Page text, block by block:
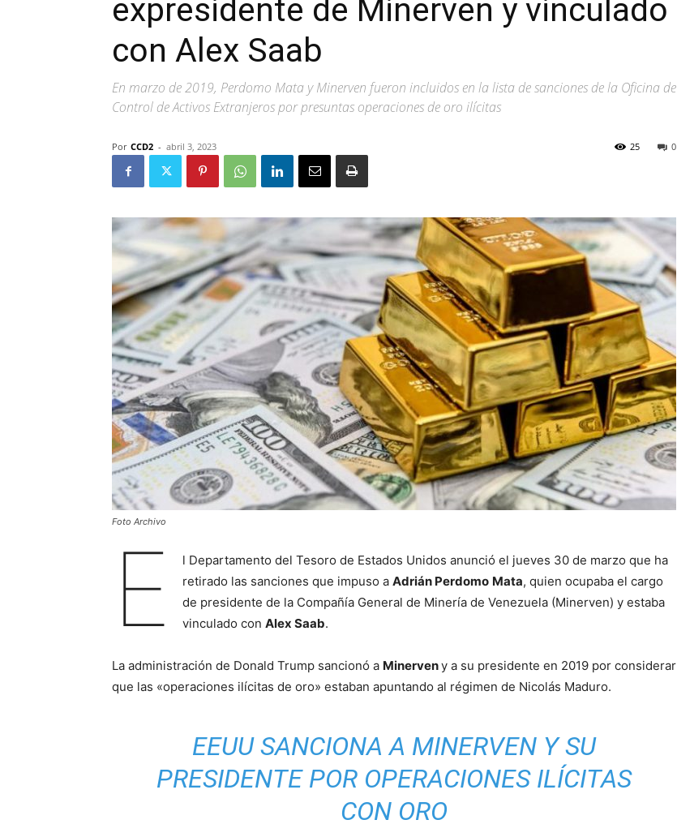
expresidente de Minerven y vinculado
con Alex Saab
En marzo de 2019, Perdomo Mata y Minerven fueron incluidos en la lista de sanciones de la Oficina de
Control de Activos Extranjeros por presuntas operaciones de oro ilícitas
Por CCD2 - abril 3, 2023 0
25
Foto Archivo
E
l Departamento del Tesoro de Estados Unidos anunció el jueves 30 de marzo que ha
retirado las sanciones que impuso a Adrián Perdomo Mata, quien ocupaba el cargo
de presidente de la Compañía General de Minería de Venezuela (Minerven) y estaba
vinculado con Alex Saab.
La administración de Donald Trump sancionó a Minerveny a su presidente en 2019 por considerar
que las «operaciones ilícitas de oro» estaban apuntando al régimen de Nicolás Maduro.
EEUU SANCIONA A MINERVEN Y SU
PRESIDENTE POR OPERACIONES ILÍCITAS
CON ORO